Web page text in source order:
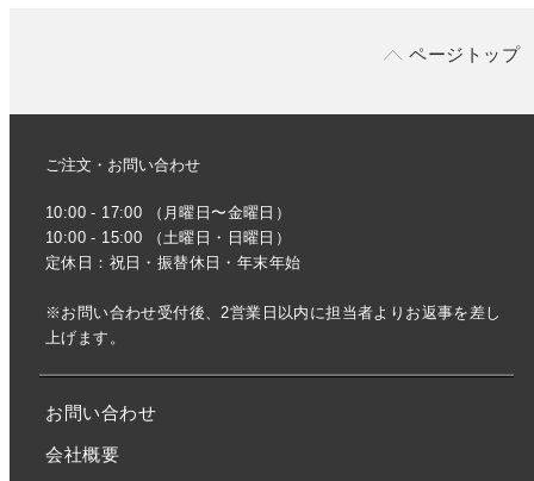
ページトップ
ご注文・お問い合わせ
10:00 - 17:00 （月曜日〜金曜日）
10:00 - 15:00 （土曜日・日曜日）
定休日：祝日・振替休日・年末年始
※お問い合わせ受付後、2営業日以内に担当者よりお返事を差し
上げます。
お問い合わせ
会社概要